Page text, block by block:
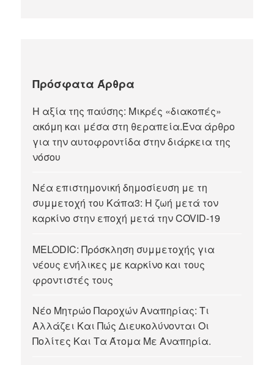
Πρόσφατα Άρθρα
Η αξία της παύσης: Μικρές «διακοπές»
ακόμη και μέσα στη θεραπεία.Ένα άρθρο
για την αυτοφροντίδα στην διάρκεια της
νόσου
Νέα επιστημονική δημοσίευση με τη
συμμετοχή του Κάπα3: Η ζωή μετά τον
καρκίνο στην εποχή μετά την COVID-19
MELODIC: Πρόσκληση συμμετοχής για
νέους ενήλικες με καρκίνο και τους
φροντιστές τους
Νέο Μητρώο Παροχών Αναπηρίας: Τι
Αλλάζει Και Πώς Διευκολύνονται Οι
Πολίτες Και Τα Άτομα Με Αναπηρία.